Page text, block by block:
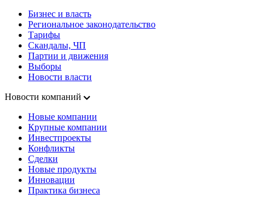
Бизнес и власть
Региональное законодательство
Тарифы
Скандалы, ЧП
Партии и движения
Выборы
Новости власти
Новости компаний
Новые компании
Крупные компании
Инвестпроекты
Конфликты
Сделки
Новые продукты
Инновации
Практика бизнеса